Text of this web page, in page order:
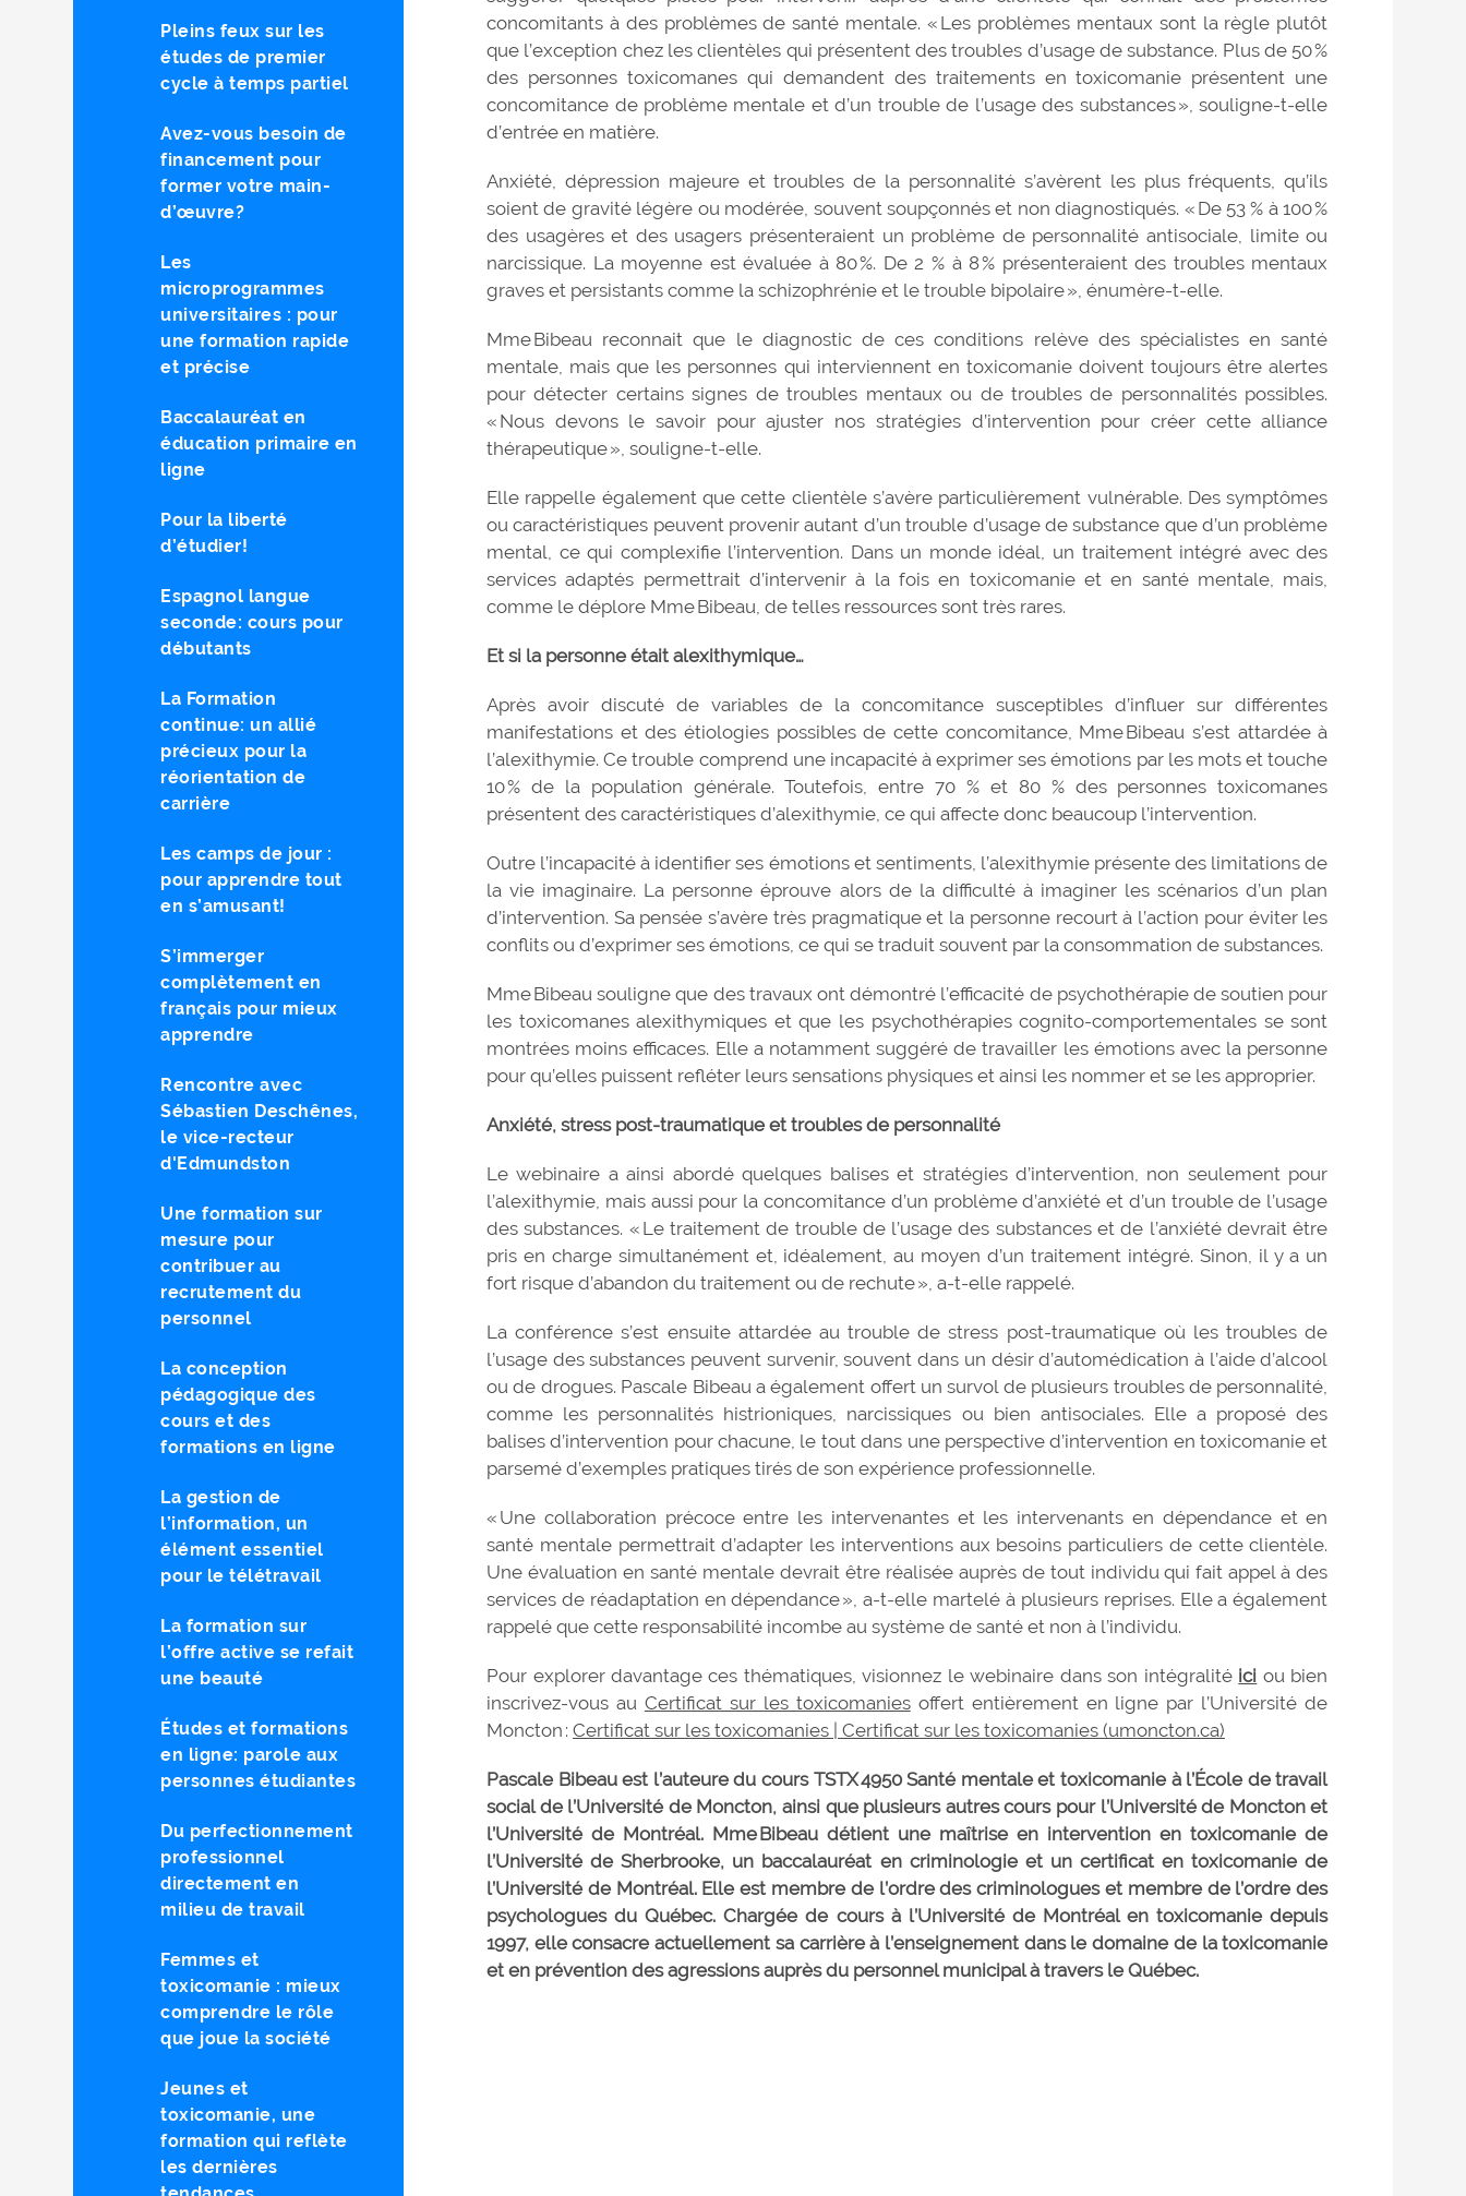
Pleins feux sur les
études de premier
cycle à temps partiel
Avez-vous besoin de
financement pour
former votre main-
d’œuvre?
Les
microprogrammes
universitaires : pour
une formation rapide
et précise
Baccalauréat en
éducation primaire en
ligne
Pour la liberté
d’étudier!
Espagnol langue
seconde: cours pour
débutants
La Formation
continue: un allié
précieux pour la
réorientation de
carrière
Les camps de jour :
pour apprendre tout
en s’amusant!
S’immerger
complètement en
français pour mieux
apprendre
Rencontre avec
Sébastien Deschênes,
le vice-recteur
d'Edmundston
Une formation sur
mesure pour
contribuer au
recrutement du
personnel
La conception
pédagogique des
cours et des
formations en ligne
La gestion de
l’information, un
élément essentiel
pour le télétravail
La formation sur
l’offre active se refait
une beauté
Études et formations
en ligne: parole aux
personnes étudiantes
Du perfectionnement
professionnel
directement en
milieu de travail
Femmes et
toxicomanie : mieux
comprendre le rôle
que joue la société
Jeunes et
toxicomanie, une
formation qui reflète
les dernières
concomitants à des problèmes de santé mentale. « Les problèmes mentaux sont la règle plutôt
que l’exception chez les clientèles qui présentent des troubles d’usage de substance. Plus de 50 %
des personnes toxicomanes qui demandent des traitements en toxicomanie présentent une
concomitance de problème mentale et d’un trouble de l’usage des substances », souligne-t-elle
d’entrée en matière.
Anxiété, dépression majeure et troubles de la personnalité s’avèrent les plus fréquents, qu’ils
soient de gravité légère ou modérée, souvent soupçonnés et non diagnostiqués. « De 53 % à 100 %
des usagères et des usagers présenteraient un problème de personnalité antisociale, limite ou
narcissique. La moyenne est évaluée à 80 %. De 2 % à 8 % présenteraient des troubles mentaux
graves et persistants comme la schizophrénie et le trouble bipolaire », énumère-t-elle.
Mme Bibeau reconnait que le diagnostic de ces conditions relève des spécialistes en santé
mentale, mais que les personnes qui interviennent en toxicomanie doivent toujours être alertes
pour détecter certains signes de troubles mentaux ou de troubles de personnalités possibles.
« Nous devons le savoir pour ajuster nos stratégies d’intervention pour créer cette alliance
thérapeutique », souligne-t-elle.
Elle rappelle également que cette clientèle s’avère particulièrement vulnérable. Des symptômes
ou caractéristiques peuvent provenir autant d’un trouble d’usage de substance que d’un problème
mental, ce qui complexifie l’intervention. Dans un monde idéal, un traitement intégré avec des
services adaptés permettrait d’intervenir à la fois en toxicomanie et en santé mentale, mais,
comme le déplore Mme Bibeau, de telles ressources sont très rares.
Et si la personne était alexithymique…
Après avoir discuté de variables de la concomitance susceptibles d’influer sur différentes
manifestations et des étiologies possibles de cette concomitance, Mme Bibeau s’est attardée à
l’alexithymie. Ce trouble comprend une incapacité à exprimer ses émotions par les mots et touche
10 % de la population générale. Toutefois, entre 70 % et 80 % des personnes toxicomanes
présentent des caractéristiques d’alexithymie, ce qui affecte donc beaucoup l’intervention.
Outre l’incapacité à identifier ses émotions et sentiments, l’alexithymie présente des limitations de
la vie imaginaire. La personne éprouve alors de la difficulté à imaginer les scénarios d’un plan
d’intervention. Sa pensée s’avère très pragmatique et la personne recourt à l’action pour éviter les
conflits ou d’exprimer ses émotions, ce qui se traduit souvent par la consommation de substances.
Mme Bibeau souligne que des travaux ont démontré l’efficacité de psychothérapie de soutien pour
les toxicomanes alexithymiques et que les psychothérapies cognito-comportementales se sont
montrées moins efficaces. Elle a notamment suggéré de travailler les émotions avec la personne
pour qu’elles puissent refléter leurs sensations physiques et ainsi les nommer et se les approprier.
Anxiété, stress post-traumatique et troubles de personnalité
Le webinaire a ainsi abordé quelques balises et stratégies d’intervention, non seulement pour
l’alexithymie, mais aussi pour la concomitance d’un problème d’anxiété et d’un trouble de l’usage
des substances. « Le traitement de trouble de l’usage des substances et de l’anxiété devrait être
pris en charge simultanément et, idéalement, au moyen d’un traitement intégré. Sinon, il y a un
fort risque d’abandon du traitement ou de rechute », a-t-elle rappelé.
La conférence s’est ensuite attardée au trouble de stress post-traumatique où les troubles de
l’usage des substances peuvent survenir, souvent dans un désir d’automédication à l’aide d’alcool
ou de drogues. Pascale Bibeau a également offert un survol de plusieurs troubles de personnalité,
comme les personnalités histrioniques, narcissiques ou bien antisociales. Elle a proposé des
balises d’intervention pour chacune, le tout dans une perspective d’intervention en toxicomanie et
parsemé d’exemples pratiques tirés de son expérience professionnelle.
« Une collaboration précoce entre les intervenantes et les intervenants en dépendance et en
santé mentale permettrait d’adapter les interventions aux besoins particuliers de cette clientèle.
Une évaluation en santé mentale devrait être réalisée auprès de tout individu qui fait appel à des
services de réadaptation en dépendance », a-t-elle martelé à plusieurs reprises. Elle a également
rappelé que cette responsabilité incombe au système de santé et non à l’individu.
Pour explorer davantage ces thématiques, visionnez le webinaire dans son intégralité ici ou bien
inscrivez-vous au Certificat sur les toxicomaniesoffert entièrement en ligne par l’Université de
Moncton :Certificat sur les toxicomanies | Certificat sur les toxicomanies (umoncton.ca)
Pascale Bibeau est l’auteure du cours TSTX 4950 Santé mentale et toxicomanie à l’École de travail
social de l’Université de Moncton, ainsi que plusieurs autres cours pour l’Université de Moncton et
l’Université de Montréal. Mme Bibeau détient une maîtrise en intervention en toxicomanie de
l’Université de Sherbrooke, un baccalauréat en criminologie et un certificat en toxicomanie de
l’Université de Montréal. Elle est membre de l’ordre des criminologues et membre de l’ordre des
psychologues du Québec. Chargée de cours à l’Université de Montréal en toxicomanie depuis
1997, elle consacre actuellement sa carrière à l’enseignement dans le domaine de la toxicomanie
et en prévention des agressions auprès du personnel municipal à travers le Québec.